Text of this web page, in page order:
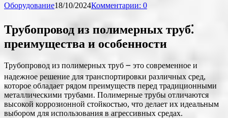
Оборудование18/10/2024Комментарии: 0
Трубопровод из полимерных труб⁚
преимущества и особенности
Трубопровод из полимерных труб ౼ это современное и
надежное решение для транспортировки различных сред,
которое обладает рядом преимуществ перед традиционными
металлическими трубами. Полимерные трубы отличаются
высокой коррозионной стойкостью, что делает их идеальным
выбором для использования в агрессивных средах.